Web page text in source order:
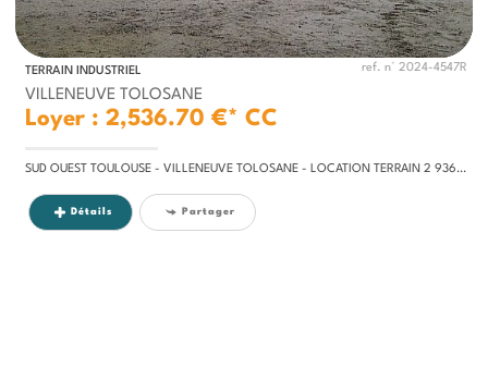
TERRAIN INDUSTRIEL ref. n° 2024-4547R
VILLENEUVE TOLOSANE
Loyer : 2,536.70 €* CC
SUD OUEST TOULOUSE - VILLENEUVE TOLOSANE - LOCATION TERRAIN 2 936M², Dans un environnement industriel et artisanal, au...
Détails Partager